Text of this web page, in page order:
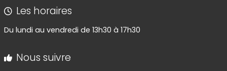
Les horaires
Du lundi au vendredi de 13h30 à 17h30
Nous suivre